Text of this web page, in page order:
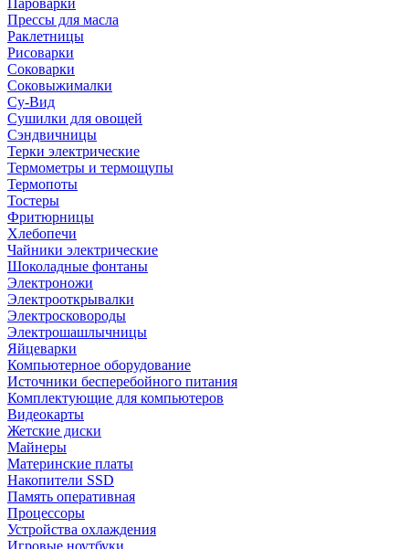
Пароварки
Прессы для масла
Раклетницы
Рисоварки
Соковарки
Соковыжималки
Су-Вид
Сушилки для овощей
Сэндвичницы
Терки электрические
Термометры и термощупы
Термопоты
Тостеры
Фритюрницы
Хлебопечи
Чайники электрические
Шоколадные фонтаны
Электроножи
Электрооткрывалки
Электросковороды
Электрошашлычницы
Яйцеварки
Компьютерное оборудование
Источники бесперебойного питания
Комплектующие для компьютеров
Видеокарты
Жетские диски
Майнеры
Материнские платы
Накопители SSD
Память оперативная
Процессоры
Устройства охлаждения
Игровые ноутбуки